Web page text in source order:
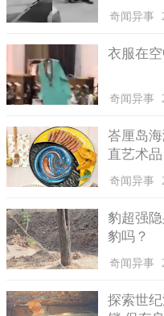
动物园提到，活动力十
的时间觅食，它们爱吃水果
外活动场里四处觅食，甚至
奇闻异事
衣服在
奇闻异事
峇厘岛
直艺术品
奇闻异事
豹超强
豹吗？
奇闻异事
探索世